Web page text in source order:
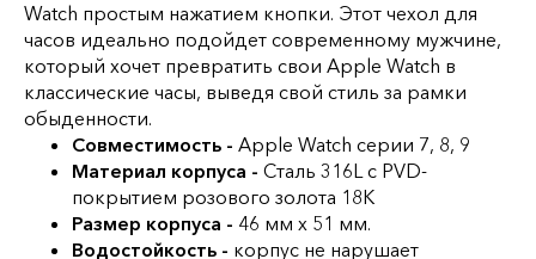
Watch простым нажатием кнопки. Этот чехол для
часов идеально подойдет современному мужчине,
который хочет превратить свои Apple Watch в
классические часы, выведя свой стиль за рамки
обыденности.
Совместимость - Apple Watch серии 7, 8, 9
Материал корпуса - Сталь 316L c PVD-
покрытием розового золота 18К
Размер корпуса - 46 мм х 51 мм.
Водостойкость - корпус не нарушает